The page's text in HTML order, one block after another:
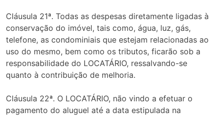
Cláusula 21ª. Todas as despesas diretamente ligadas à
conservação do imóvel, tais como, água, luz, gás,
telefone, as condominiais que estejam relacionadas ao
uso do mesmo, bem como os tributos, ficarão sob a
responsabilidade do LOCATÁRIO, ressalvando-se
quanto à contribuição de melhoria.
Cláusula 22ª. O LOCATÁRIO, não vindo a efetuar o
pagamento do aluguel até a data estipulada na